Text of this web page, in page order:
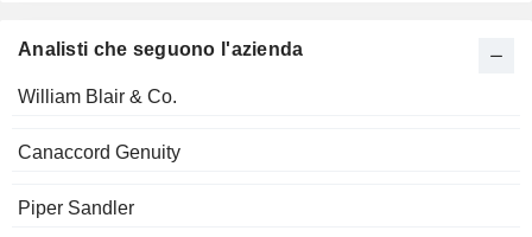
Analisti che seguono l'azienda
William Blair & Co.
Canaccord Genuity
Piper Sandler